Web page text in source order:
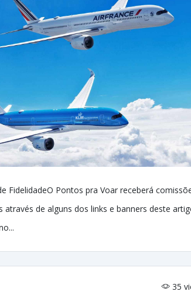
FidelidadeO Pontos pra Voar receberá
através de alguns dos links e banners deste
35